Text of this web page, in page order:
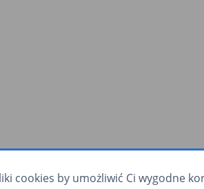
cookies by umożliwić Ci wygodne